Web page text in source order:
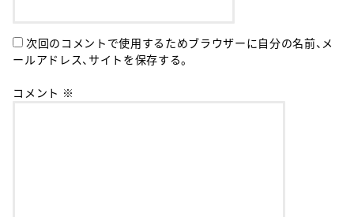
次回のコメントで使用するためブラウザーに自分の名前、メ
ールアドレス、サイトを保存する。
コメント ※